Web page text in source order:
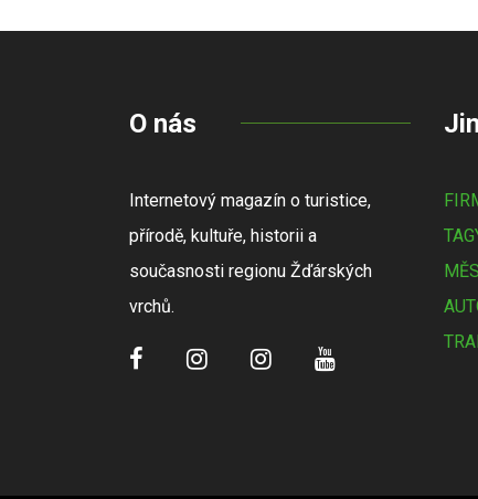
O nás
Internetový magazín o turistice,
přírodě, kultuře, historii a
současnosti regionu Žďárských
vrchů.